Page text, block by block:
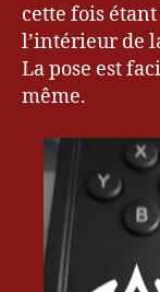
cette fois
l’intérieur de
La pose est
même.